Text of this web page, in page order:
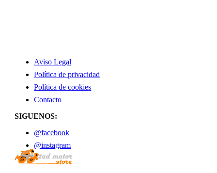
Aviso Legal
Política de privacidad
Política de cookies
Contacto
SIGUENOS:
@facebook
@instagram